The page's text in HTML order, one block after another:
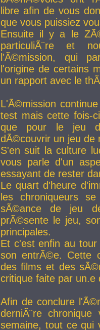
libre afin de vous
que vous puissiez
Ensuite il y a le
particuliÃ¨re et
l'Ã©mission, qui
l'origine de certains
un rapport avec le
L'Ã©mission
test mais cette fois-
que pour le jeu
dÃ©couvrir un jeu de
S'en suit la culture
vous parle d'un
essayant de rester
Le quart d'heure
les chroniqueurs
sÃ©ance de jeu
prÃ©sente le jeu,
principales.
Et c'est enfin au
son entrÃ©e. Cette
des films et des
critique faite par
Afin de conclure
derniÃ¨re
semaine, tout ce qui